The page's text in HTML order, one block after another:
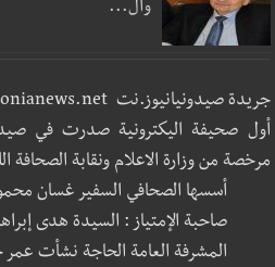
وال...
جريدة صيدونيانيوز.نت www.sidonianews.net
مرخصة من وزارة الاعلام ونقابة الصحافة
أسسها الصحافي السفير غسان محمود
صاحبة الإمتياز : السيدة هدى
المشرفة العامة الحاجة نشأت